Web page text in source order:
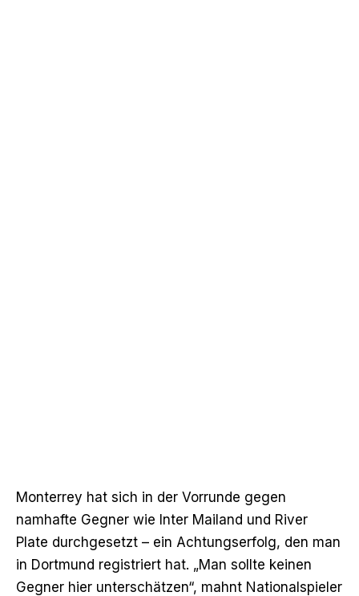
Monterrey hat sich in der Vorrunde gegen
namhafte Gegner wie Inter Mailand und River
Plate durchgesetzt – ein Achtungserfolg, den man
in Dortmund registriert hat. „Man sollte keinen
Gegner hier unterschätzen“, mahnt Nationalspieler